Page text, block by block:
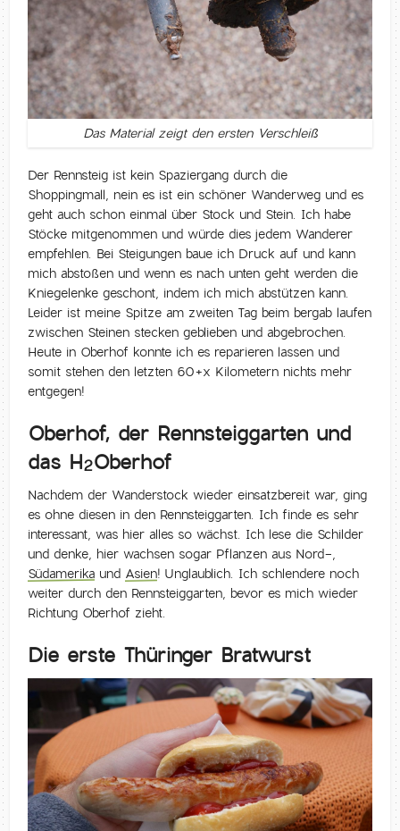
Das Material zeigt den ersten Verschleiß
Der Rennsteig ist kein Spaziergang durch die
Shoppingmall, nein es ist ein schöner Wanderweg und es
geht auch schon einmal über Stock und Stein. Ich habe
Stöcke mitgenommen und würde dies jedem Wanderer
empfehlen. Bei Steigungen baue ich Druck auf und kann
mich abstoßen und wenn es nach unten geht werden die
Kniegelenke geschont, indem ich mich abstützen kann.
Leider ist meine Spitze am zweiten Tag beim bergab laufen
zwischen Steinen stecken geblieben und abgebrochen.
Heute in Oberhof konnte ich es reparieren lassen und
somit stehen den letzten 60+x Kilometern nichts mehr
entgegen!
Oberhof, der Rennsteiggarten und
das H2Oberhof
Nachdem der Wanderstock wieder einsatzbereit war, ging
es ohne diesen in den Rennsteiggarten. Ich finde es sehr
interessant, was hier alles so wächst. Ich lese die Schilder
und denke, hier wachsen sogar Pflanzen aus Nord-,
Südamerika und Asien! Unglaublich. Ich schlendere noch
weiter durch den Rennsteiggarten, bevor es mich wieder
Richtung Oberhof zieht.
Die erste Thüringer Bratwurst